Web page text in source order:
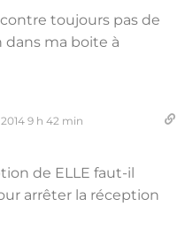
toujours pas de
dans ma boite à
9 h 42 min
de ELLE faut-il
arrêter la réception